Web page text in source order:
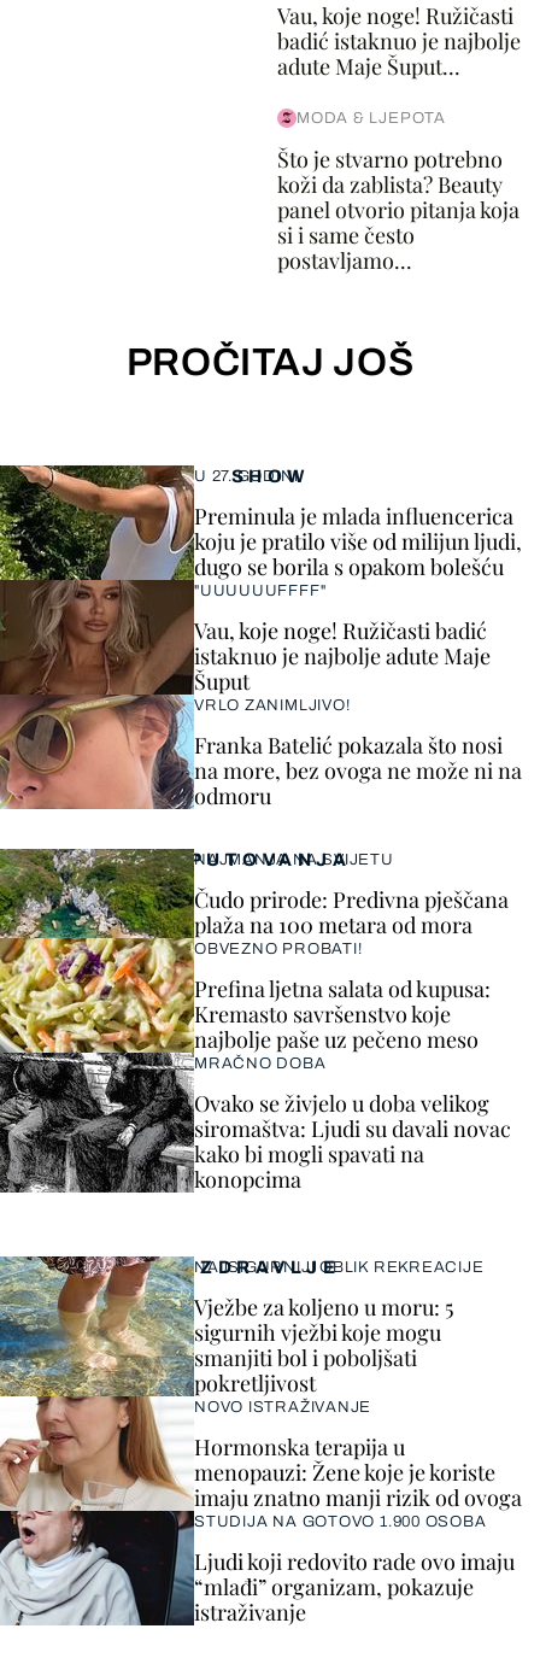
Vau, koje noge! Ružičasti
badić istaknuo je najbolje
adute Maje Šuput...
MODA & LJEPOTA
Što je stvarno potrebno
koži da zablista? Beauty
panel otvorio pitanja koja
si i same često
postavljamo...
PROČITAJ JOŠ
SHOW
U 27. GODINI
Preminula je mlada influencerica
koju je pratilo više od milijun ljudi,
dugo se borila s opakom bolešću
"UUUUUUFFFF"
Vau, koje noge! Ružičasti badić
istaknuo je najbolje adute Maje
Šuput
VRLO ZANIMLJIVO!
Franka Batelić pokazala što nosi
na more, bez ovoga ne može ni na
odmoru
ZDRAVLJE
NAJSIGURNIJI OBLIK REKREACIJE
Vježbe za koljeno u moru: 5
sigurnih vježbi koje mogu
smanjiti bol i poboljšati
pokretljivost
NOVO ISTRAŽIVANJE
Hormonska terapija u
menopauzi: Žene koje je koriste
imaju znatno manji rizik od ovoga
STUDIJA NA GOTOVO 1.900 OSOBA
Ljudi koji redovito rade ovo imaju
“mlađi” organizam, pokazuje
istraživanje
PUTOVANJA
NAJMANJA NA SVIJETU
Čudo prirode: Predivna pješčana
plaža na 100 metara od mora
OBVEZNO PROBATI!
Prefina ljetna salata od kupusa:
Kremasto savršenstvo koje
najbolje paše uz pečeno meso
MRAČNO DOBA
Ovako se živjelo u doba velikog
siromaštva: Ljudi su davali novac
kako bi mogli spavati na
konopcima